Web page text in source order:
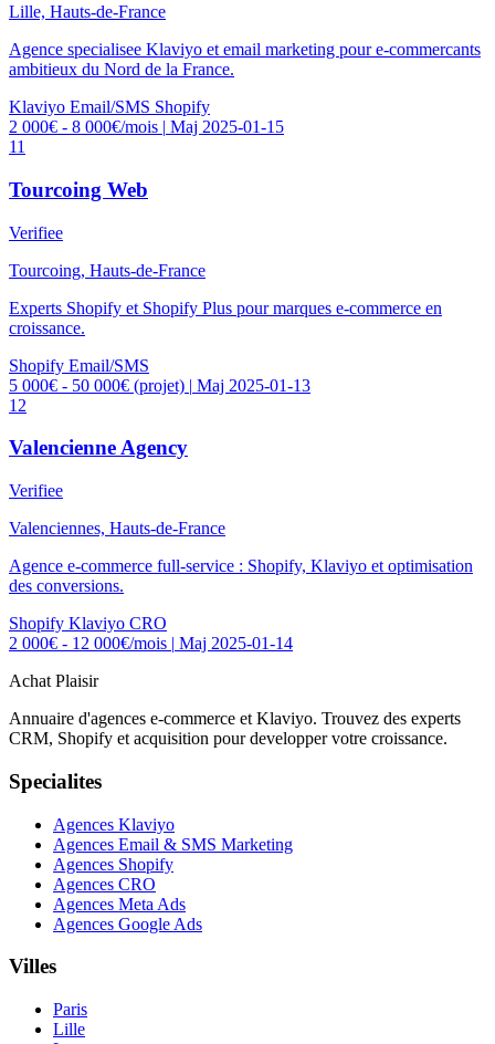
Lille, Hauts-de-France
Agence specialisee Klaviyo et email marketing pour e-commercants
ambitieux du Nord de la France.
Klaviyo Email/SMS Shopify
2 000€ - 8 000€/mois | Maj 2025-01-15
11
Tourcoing Web
Verifiee
Tourcoing, Hauts-de-France
Experts Shopify et Shopify Plus pour marques e-commerce en
croissance.
Shopify Email/SMS
5 000€ - 50 000€ (projet) | Maj 2025-01-13
12
Valencienne Agency
Verifiee
Valenciennes, Hauts-de-France
Agence e-commerce full-service : Shopify, Klaviyo et optimisation
des conversions.
Shopify Klaviyo CRO
2 000€ - 12 000€/mois | Maj 2025-01-14
Achat Plaisir
Annuaire d'agences e-commerce et Klaviyo. Trouvez des experts
CRM, Shopify et acquisition pour developper votre croissance.
Specialites
Agences Klaviyo
Agences Email & SMS Marketing
Agences Shopify
Agences CRO
Agences Meta Ads
Agences Google Ads
Villes
Paris
Lille